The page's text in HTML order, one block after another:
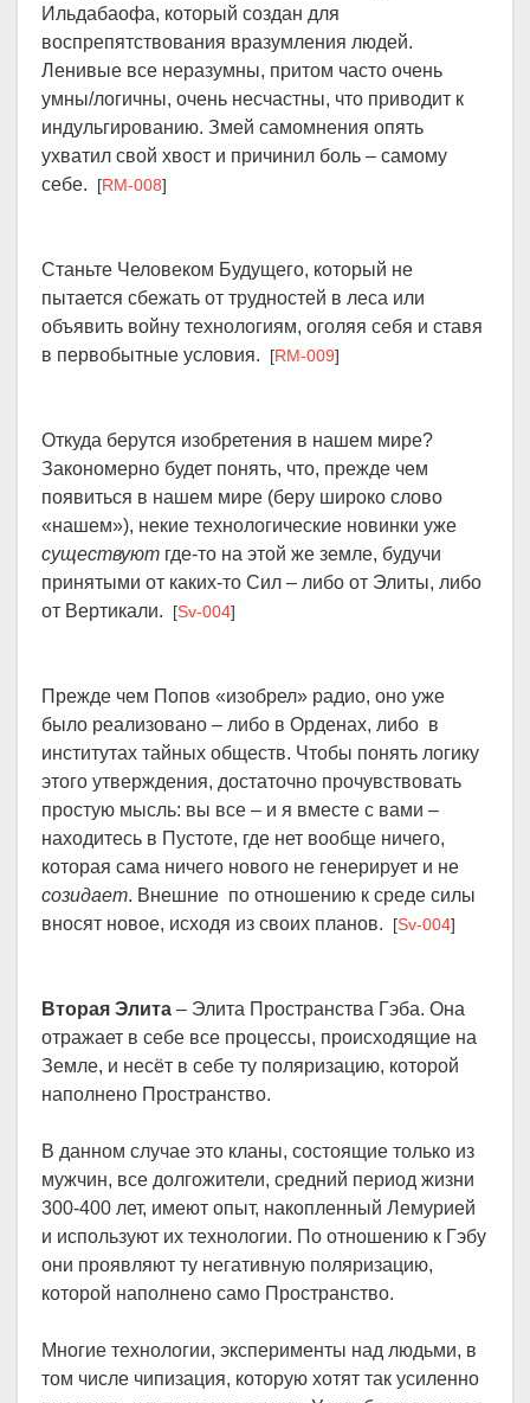
Ильдабаофа, который создан для
воспрепятствования вразумления людей.
Ленивые все неразумны, притом часто очень
умны/логичны, очень несчастны, что приводит к
индульгированию. Змей самомнения опять
ухватил свой хвост и причинил боль – самому
себе. [RM-008]
Станьте Человеком Будущего, который не
пытается сбежать от трудностей в леса или
объявить войну технологиям, оголяя себя и ставя
в первобытные условия. [RM-009]
Откуда берутся изобретения в нашем мире?
Закономерно будет понять, что, прежде чем
появиться в нашем мире (беру широко слово
«нашем»), некие технологические новинки уже
существуют где-то на этой же земле, будучи
принятыми от каких-то Сил – либо от Элиты, либо
от Вертикали. [Sv-004]
Прежде чем Попов «изобрел» радио, оно уже
было реализовано – либо в Орденах, либо в
институтах тайных обществ. Чтобы понять логику
этого утверждения, достаточно прочувствовать
простую мысль: вы все – и я вместе с вами –
находитесь в Пустоте, где нет вообще ничего,
которая сама ничего нового не генерирует и не
созидает. Внешние по отношению к среде силы
вносят новое, исходя из своих планов. [Sv-004]
Вторая Элита – Элита Пространства Гэба. Она
отражает в себе все процессы, происходящие на
Земле, и несёт в себе ту поляризацию, которой
наполнено Пространство.
В данном случае это кланы, состоящие только из
мужчин, все долгожители, средний период жизни
300-400 лет, имеют опыт, накопленный Лемурией
и используют их технологии. По отношению к Гэбу
они проявляют ту негативную поляризацию,
которой наполнено само Пространство.
Многие технологии, эксперименты над людьми, в
том числе чипизация, которую хотят так усиленно